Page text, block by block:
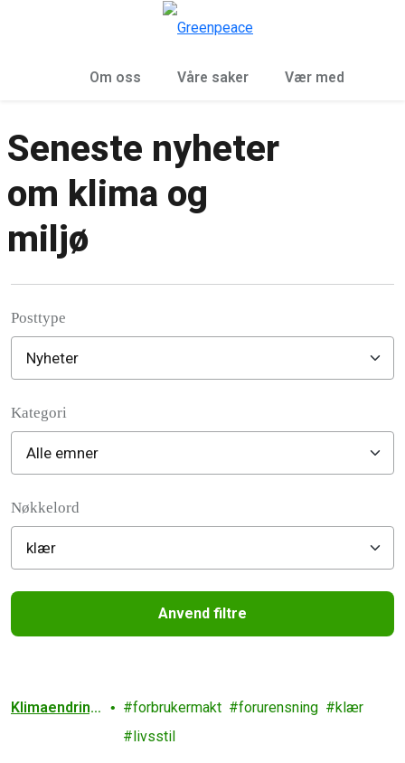
Om oss Våre saker Vær med
Seneste nyheter
om klima og
miljø
Posttype
Kategori
Nøkkelord
Anvend filtre
Klimaendring
forbrukermakt forurensning
klær
livsstil